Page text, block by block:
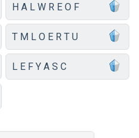
H A L W R E O F
T M L O E R T U
L E F Y A S C